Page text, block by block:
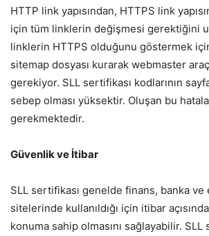
HTTP link yapısından, HTTPS link
için tüm linklerin değişmesi gerektiğini
linklerin HTTPS olduğunu göstermek
sitemap dosyası kurarak webmaster
gerekiyor. SLL sertifikası kodlarının
sebep olması yüksektir. Oluşan bu
gerekmektedir.
Güvenlik ve İtibar
SLL sertifikası genelde finans, banka
sitelerinde kullanıldığı için itibar
konuma sahip olmasını sağlayabilir. SLL